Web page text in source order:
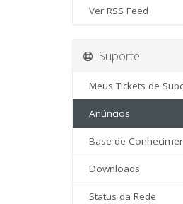
Ver RSS Feed
Suporte
Meus Tickets de
Anúncios
Base de
Downloads
Status da Rede